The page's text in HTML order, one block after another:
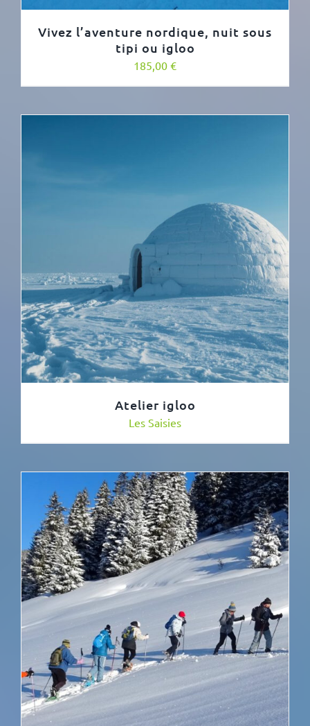
Vivez l’aventure nordique, nuit sous
tipi ou igloo
185,00 €
Atelier igloo
Les Saisies